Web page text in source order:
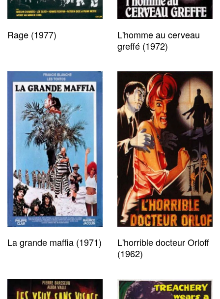
Rage (1977)
L'homme au cerveau
greffé (1972)
La grande maffia (1971)
L'horrible docteur Orloff
(1962)